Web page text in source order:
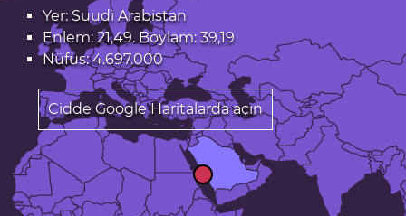
Yer: Suudi Arabistan
Enlem: 21,49. Boylam: 39,19
Nüfus: 4.697.000
Cidde Google Haritalarda açın